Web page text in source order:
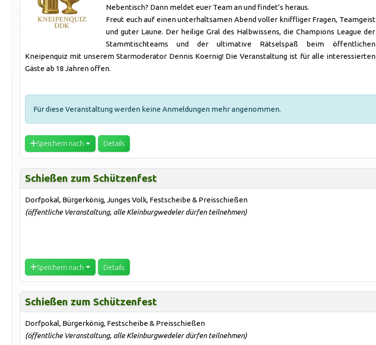
Nebentisch? Dann meldet euer Team an und findet’s heraus.
Freut euch auf einen unterhaltsamen Abend voller kniffliger Fragen, Teamgeist
und guter Laune. Der heilige Gral des Halbwissens, die Champions League der
Stammtischteams und der ultimative Rätselspaß beim öffentlichen
Kneipenquiz mit unserem Starmoderator Dennis Koernig! Die Veranstaltung ist für alle interessierten
Gäste ab 18 Jahren offen.
Für diese Veranstaltung werden keine Anmeldungen mehr angenommen.
Speichern nach Details
Schießen zum Schützenfest
Dorfpokal, Bürgerkönig, Junges Volk, Festscheibe & Preisschießen
(öffentliche Veranstaltung, alle Kleinburgwedeler dürfen teilnehmen)
Speichern nach Details
Schießen zum Schützenfest
Dorfpokal, Bürgerkönig, Festscheibe & Preisschießen
(öffentliche Veranstaltung, alle Kleinburgwedeler dürfen teilnehmen)